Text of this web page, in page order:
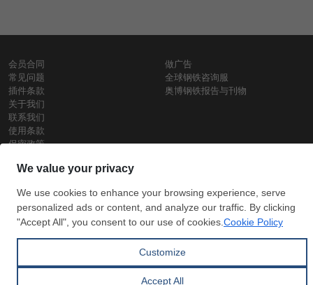
会员合同
常见问题
插件条款
关于我们
联系我们
使用条款
保密政策
做广告
全球钢铁咨询服
奥博钢铁报告与刊物
铁价格
每日废钢价格
盘条价格
保留所有权利
订
阅
信用卡支
付
支付宝支
付